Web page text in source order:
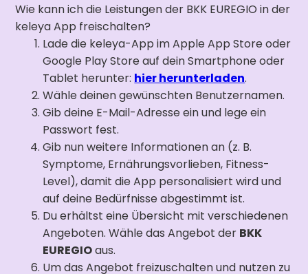
Wie kann ich die Leistungen der BKK EUREGIO in der
keleya App freischalten?
Lade die keleya-App im Apple App Store oder
Google Play Store auf dein Smartphone oder
Tablet herunter: hier herunterladen.
Wähle deinen gewünschten Benutzernamen.
Gib deine E-Mail-Adresse ein und lege ein
Passwort fest.
Gib nun weitere Informationen an (z. B.
Symptome, Ernährungsvorlieben, Fitness-
Level), damit die App personalisiert wird und
auf deine Bedürfnisse abgestimmt ist.
Du erhältst eine Übersicht mit verschiedenen
Angeboten. Wähle das Angebot der BKK
EUREGIOaus.
Um das Angebot freizuschalten und nutzen zu